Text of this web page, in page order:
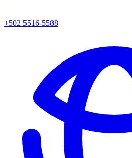
+502 5516-5588